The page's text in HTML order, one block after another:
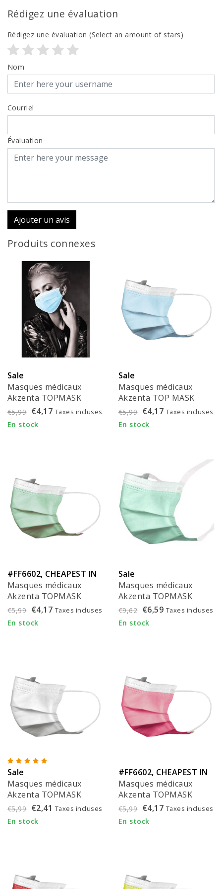
Rédigez une évaluation
Rédigez une évaluation (Select an amount of stars)
Nom
Courriel
Évaluation
Ajouter un avis
Produits connexes
Sale
Masques médicaux
Akzenta TOPMASK
bleus IIR/2R avec
élastiques (50 pièces) -
FMEB2AZ-B
€5,99 €4,17 Taxes incluses
En stock
Sale
Masques médicaux
Akzenta TOP MASK
bleus - FMEB2AZ-B
€5,99 €4,17 Taxes incluses
En stock
#FF6602, CHEAPEST IN
EU!
Masques médicaux
Akzenta TOPMASK
verts IIR/2R avec
élastiques 50 pièces
€5,99 €4,17 Taxes incluses
En stock
Sale
Masques médicaux
Akzenta TOPMASK
verts IIR/2R avec
cordons 50 pièces (à
partir de € 4,95 par 50
€9,62 €6,59 Taxes incluses
En stock
Sale
Masques médicaux
Akzenta TOPMASK
blancs IIR/2R avec
élastiques 50 pièces
€5,99 €2,41 Taxes incluses
En stock
#FF6602, CHEAPEST IN
EU!
Masques médicaux
Akzenta TOPMASK
fuchsia IIR/2R avec
élastiques 50 pièces
€5,99 €4,17 Taxes incluses
En stock